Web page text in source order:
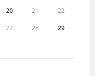
20 21 22
27 28 29